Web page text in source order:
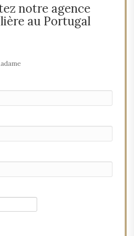
notre agence
au Portugal